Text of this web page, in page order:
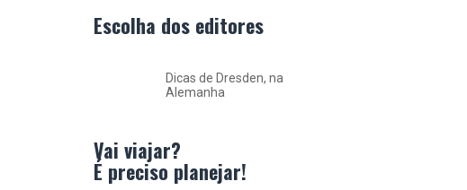
Escolha dos editores
Dicas de Dresden, na
Alemanha
Vai viajar?
É preciso planejar!